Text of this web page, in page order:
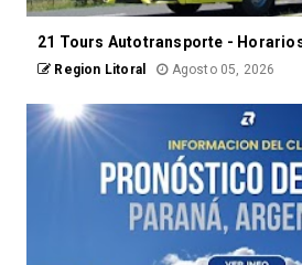
21 Tours Autotransporte -
Region Litoral Agosto 05, 2026